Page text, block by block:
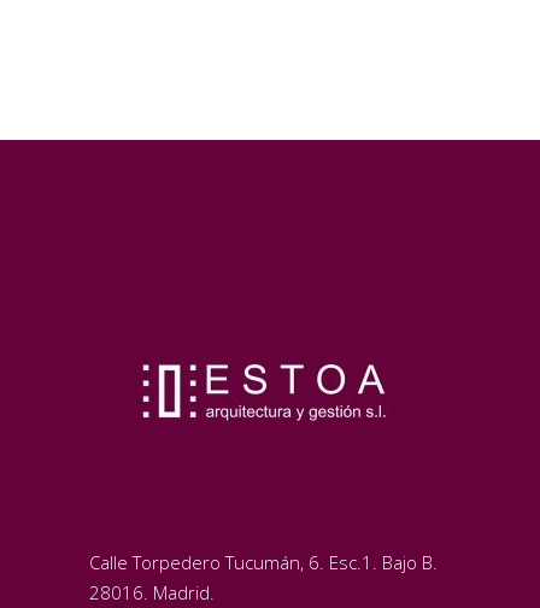
Calle Torpedero Tucumán, 6. Esc.1. Bajo B.
28016. Madrid.